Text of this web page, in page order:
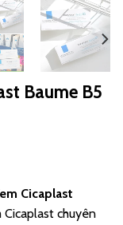
Baume B5
Cicaplast
Cicaplast chuyên